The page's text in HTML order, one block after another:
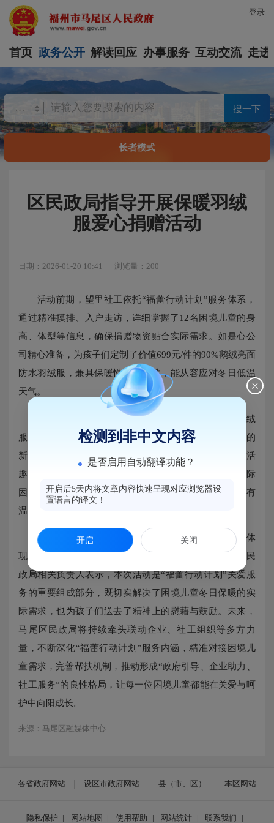
登录
首页 政务公开 解读回应 办事服务 互动交流 走进
搜一下
长者模式
区民政局指导开展保暖羽绒
服爱心捐赠活动
日期：2026-01-20 10:41 浏览量：200
活动前期，望里社工依托“福蕾行动计划”服务体系，
通过精准摸排、入户走访，详细掌握了12名困境儿童的身
高、体型等信息，确保捐赠物资贴合实际需求。如是心公
司精心准备，为孩子们定制了价值699元/件的90%鹅绒亮面
防水羽绒服，兼具保暖性与实用性，能从容应对冬日低温
天气。
走访过程中，望里社工亲手为孩子们穿上崭新的羽绒
服，细致调整尺寸，询问穿着舒适度。看着合身又暖和的
新衣服，孩子们脸上绽放出纯真笑容，主动分享学习生活
趣事。社工还与家长亲切交谈，深入了解家庭近况与实际
困难，鼓励孩子们勇敢面对生活，努力成长为有担当、有
温度的人，让家庭感受到来自社会的关怀与支持。
此次捐赠活动是政企社协同践行社会责任的生动体
现，更是“福蕾行动计划”落地见效的具体实践。马尾区民
政局相关负责人表示，本次活动是“福蕾行动计划”关爱服
务的重要组成部分，既切实解决了困境儿童冬日保暖的实
际需求，也为孩子们送去了精神上的慰藉与鼓励。未来，
马尾区民政局将持续牵头联动企业、社工组织等多方力
量，不断深化“福蕾行动计划”服务内涵，精准对接困境儿
童需求，完善帮扶机制，推动形成“政府引导、企业助力、
社工服务”的良性格局，让每一位困境儿童都能在关爱与呵
护中向阳成长。
来源：马尾区融媒体中心
各省政府网站 设区市政府网站 县（市、区） 本区网站
隐私保护 | 网站地图 | 使用帮助 | 网站统计 | 联系我们 |
检测到非中文内容
是否启用自动翻译功能？
开启后5天内将文章内容快速呈现对应浏览器设
置语言的译文！
开启 关闭